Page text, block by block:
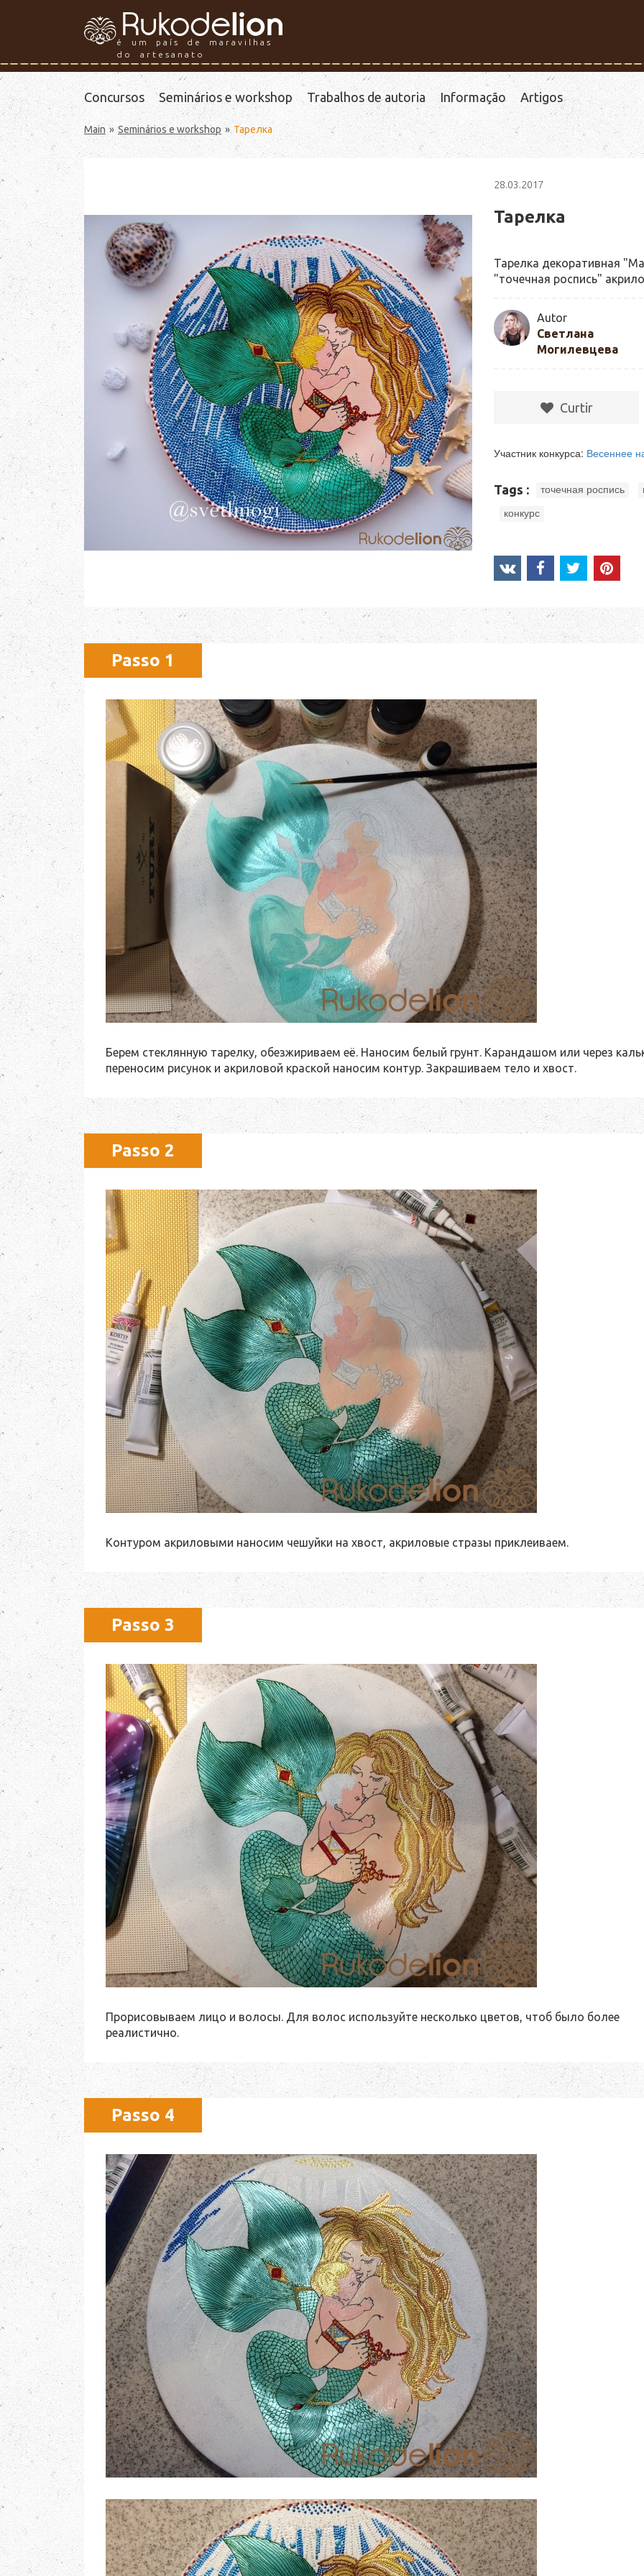
é um país de maravilhas
do artesanato
Concursos Seminários e workshop Trabalhos de autoria Informação Artigos
Main Seminários e workshop Тарелка
28.03.2017
Тарелка
Тарелка декоративная
"точечная роспись"
Autor
Светлана
Могилевцева
Сurtir
Участник конкурса: Весеннее
Tags : точечная роспись
конкурс
Passo 1
Берем стеклянную тарелку, обезжириваем её. Наносим белый грунт. Карандашом или через
переносим рисунок и акриловой краской наносим контур. Закрашиваем тело и хвост.
Passo 2
Контуром акриловыми наносим чешуйки на хвост, акриловые стразы приклеиваем.
Passo 3
Прорисовываем лицо и волосы. Для волос используйте несколько цветов, чтоб было более
реалистично.
Passo 4